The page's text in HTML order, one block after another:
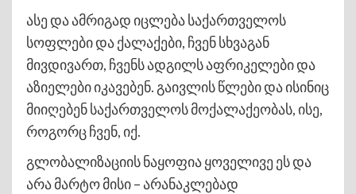
ასე და ამრიგად იცლება საქართველოს
სოფლები და ქალაქები, ჩვენ სხვაგან
მივდივართ, ჩვენს ადგილს აფრიკელები და
აზიელები იკავებენ. გაივლის წლები და ისინიც
მიიღებენ საქართველოს მოქალაქეობას, ისე,
როგორც ჩვენ, იქ.
გლობალიზაციის ნაყოფია ყოველივე ეს და
არა მარტო მისი – არანაკლებად